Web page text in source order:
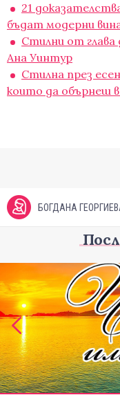
21
бъдат модерни
Стилни от
Ана Уинтур
Стилна през
които да обърнеш
БОГДАНА